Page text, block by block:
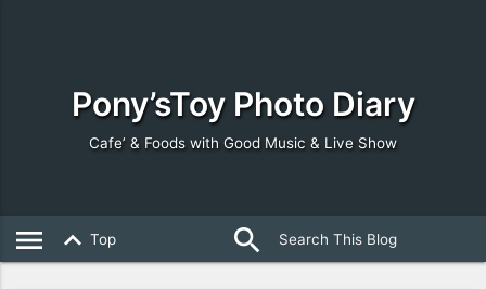
Pony’sToy Photo Diary
Cafe’ & Foods with Good Music & Live Show
menu keyboard_arrow_up Top search